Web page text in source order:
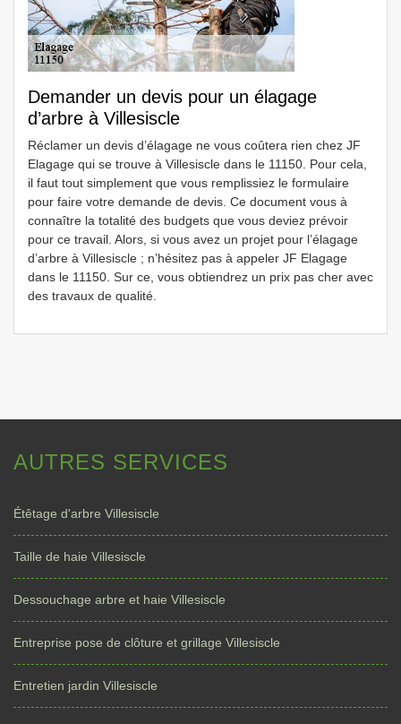
Demander un devis pour un élagage
d’arbre à Villesiscle
Réclamer un devis d’élagage ne vous coûtera rien chez JF
Elagage qui se trouve à Villesiscle dans le 11150. Pour cela,
il faut tout simplement que vous remplissiez le formulaire
pour faire votre demande de devis. Ce document vous à
connaître la totalité des budgets que vous deviez prévoir
pour ce travail. Alors, si vous avez un projet pour l’élagage
d’arbre à Villesiscle ; n’hésitez pas à appeler JF Elagage
dans le 11150. Sur ce, vous obtiendrez un prix pas cher avec
des travaux de qualité.
AUTRES SERVICES
Étêtage d'arbre Villesiscle
Taille de haie Villesiscle
Dessouchage arbre et haie Villesiscle
Entreprise pose de clôture et grillage Villesiscle
Entretien jardin Villesiscle